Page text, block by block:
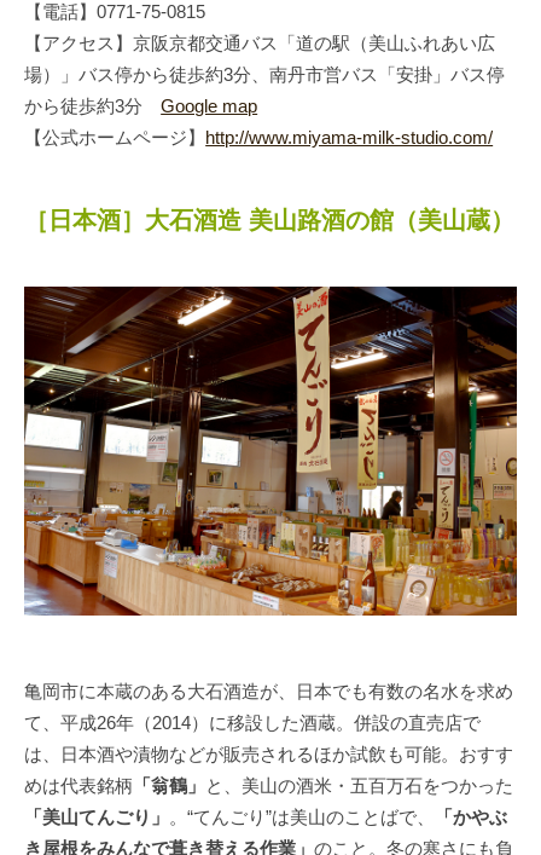
【電話】0771-75-0815
【アクセス】京阪京都交通バス「道の駅（美山ふれあい広
場）」バス停から徒歩約3分、南丹市営バス「安掛」バス停
から徒歩約3分Google map
【公式ホームページ】 http://www.miyama-milk-studio.com/
［日本酒］大石酒造 美山路酒の館（美山蔵）
亀岡市に本蔵のある大石酒造が、日本でも有数の名水を求め
て、平成26年（2014）に移設した酒蔵。併設の直売店で
は、日本酒や漬物などが販売されるほか試飲も可能。おすす
めは代表銘柄 「翁鶴」 と、美山の酒米・五百万石をつかった
「美山てんごり」 。“てんごり”は美山のことばで、
「かやぶ
き屋根をみんなで葺き替える作業」のこと。冬の寒さにも負